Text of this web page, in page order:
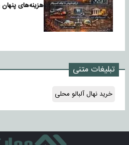
هزینه‌های
تبلیغات متنی
خرید نهال آلبالو محلی